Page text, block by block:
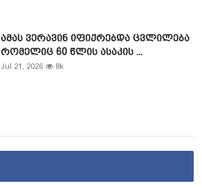
ამას ვერავინ იფიქრებდა ცვლილება
რომელიც 60 წლის ასაკის ...
Jul 21, 2026 8k